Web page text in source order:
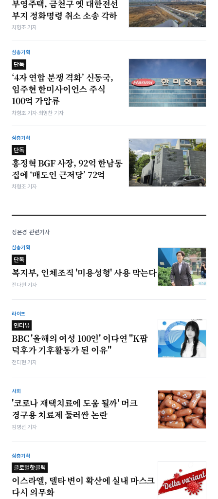
부영주택, 금천구 옛 대한전선
부지 정화명령 취소 소송 각하
차형조 기자
심층기획
단독
‘4자 연합 분쟁 격화’ 신동국,
임주현 한미사이언스 주식
100억 가압류
차형조 기자·최영찬 기자
심층기획
단독
홍정혁 BGF 사장, 92억 한남동
집에 ‘매도인 근저당’ 72억
차형조 기자
정은경 관련기사
심층기획
단독
복지부, 인체조직 '미용성형' 사용 막는다
전다현 기자
라이프
인터뷰
BBC '올해의 여성 100인' 이다연 "K팝
덕후가 기후활동가 된 이유"
전다현 기자
사회
'코로나 재택치료에 도움 될까' 머크
경구용 치료제 둘러싼 논란
김명선 기자
심층기획
글로벌핫클릭
이스라엘, 델타 변이 확산에 실내 마스크
다시 의무화